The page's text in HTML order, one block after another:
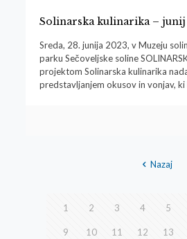
Solinarska kulinarika – junij
Sreda, 28. junija 2023, v Muzeju
parku Sečoveljske soline
projektom Solinarska kulinarika
predstavljanjem okusov in vonjav, ki
Nazaj
1 2 3 4 5
9 10 11 12 13